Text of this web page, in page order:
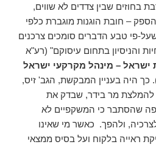
שבין צדדים לא שווים,
– חובת הוגנות מוגברת כלפי
פי טבע הדברים סומכים צרכנים
והניסיון בתחום עיסוקם" (רע"א
ישראל – מינהל מקרקעי ישראל
6 (נבו 16.12.1999)). כך היה בעניין המבקשת, הגב' זיס,
מר בידר, שבדק את
שהסתבר כי המשקפיים לא
ולהפך. כאשר מי שאינו
ראייה בלקוח ועל בסיס ממצאי